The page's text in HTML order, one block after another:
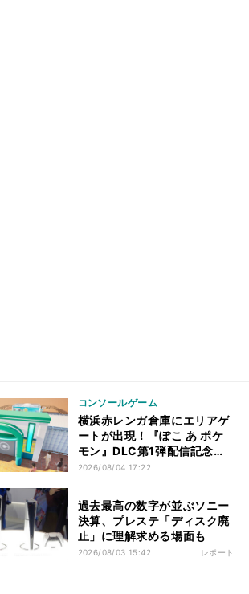
コンソールゲーム
横浜赤レンガ倉庫にエリアゲ
ートが出現！『ぽこ あ ポケ
モン』DLC第1弾配信記念イ
ベント - 8月6日～9日まで開
2026/08/04 17:22
過去最高の数字が並ぶソニー
決算、プレステ「ディスク廃
止」に理解求める場面も
2026/08/03 15:42 レポート